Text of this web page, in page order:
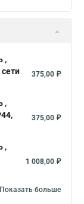
,
сети
375,00 ₽
,
375,00 ₽
,
1 008,00 ₽
Показать больше